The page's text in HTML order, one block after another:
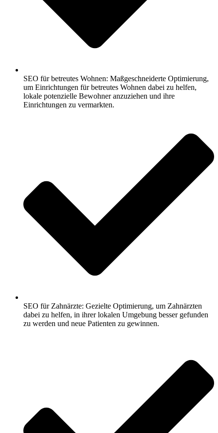
SEO für betreutes Wohnen: Maßgeschneiderte Optimierung,
um Einrichtungen für betreutes Wohnen dabei zu helfen,
lokale potenzielle Bewohner anzuziehen und ihre
Einrichtungen zu vermarkten.
SEO für Zahnärzte: Gezielte Optimierung, um Zahnärzten
dabei zu helfen, in ihrer lokalen Umgebung besser gefunden
zu werden und neue Patienten zu gewinnen.